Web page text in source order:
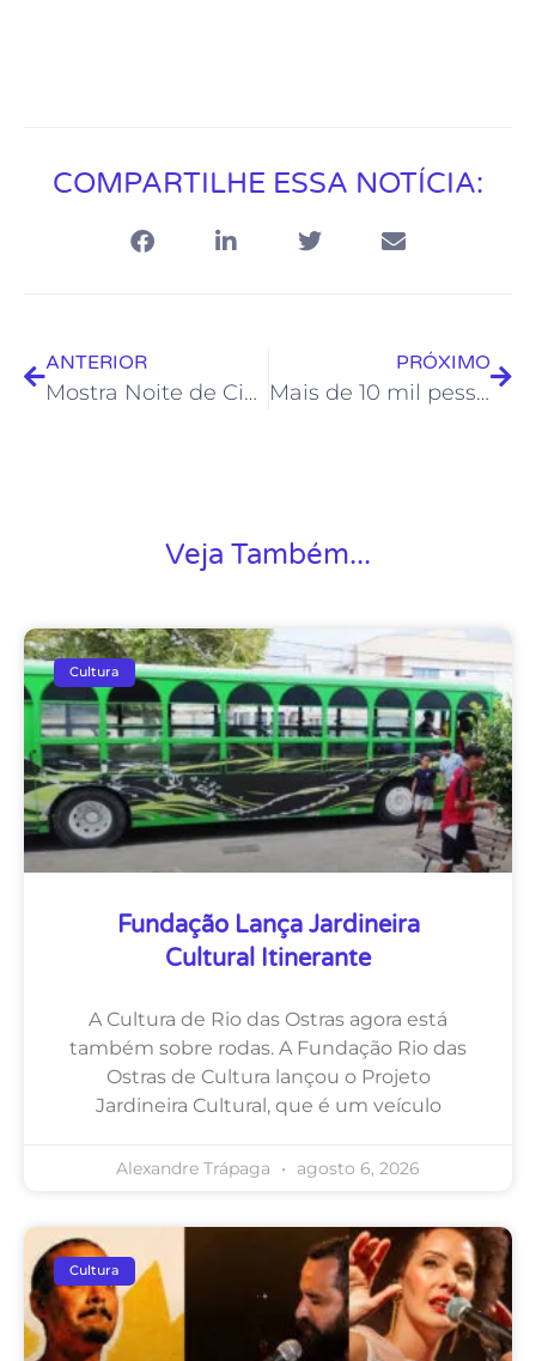
COMPARTILHE ESSA NOTÍCIA:
ANTERIOR
Mostra Noite de Cinema Brasil chega a Rio das Ostras
PRÓXIMO
Mais de 10 mil pessoas já passaram pelo Teatro Municipal Joel Barcellos em 2023
Veja Também...
Cultura
Fundação Lança Jardineira
Cultural Itinerante
A Cultura de Rio das Ostras agora está
também sobre rodas. A Fundação Rio das
Ostras de Cultura lançou o Projeto
Jardineira Cultural, que é um veículo
Alexandre Trápaga agosto 6, 2026
Cultura